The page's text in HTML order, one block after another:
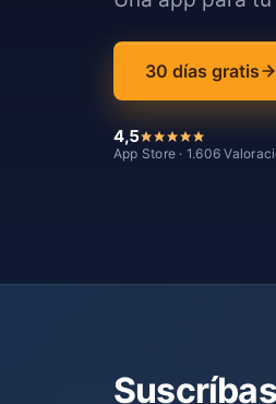
30 días gratis
4,5
App Store · 1.606